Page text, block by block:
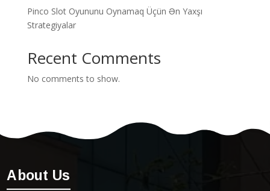
Pinco Slot Oyununu Oynamaq Üçün Ən Yaxşı
Strategiyalar
Recent Comments
No comments to show.
About Us